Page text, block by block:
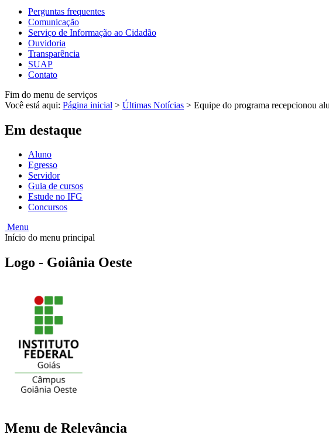
Perguntas frequentes
Comunicação
Serviço de Informação ao Cidadão
Ouvidoria
Transparência
SUAP
Contato
Fim do menu de serviços
Você está aqui: Página inicial > Últimas Notícias > Equipe do programa recepcionou
Em destaque
Aluno
Egresso
Servidor
Guia de cursos
Estude no IFG
Concursos
Menu
Início do menu principal
Logo - Goiânia Oeste
Menu de Relevância